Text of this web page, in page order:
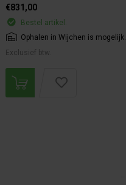
€831,00
Bestel artikel.
Ophalen in Wijchen is mogelijk.
Exclusief btw.